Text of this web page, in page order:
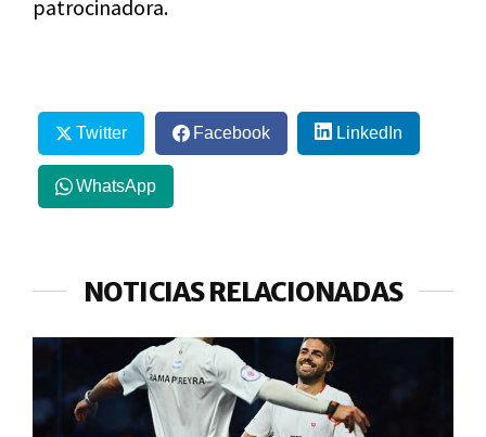
patrocinadora.
Twitter Facebook LinkedIn
WhatsApp
NOTICIAS RELACIONADAS